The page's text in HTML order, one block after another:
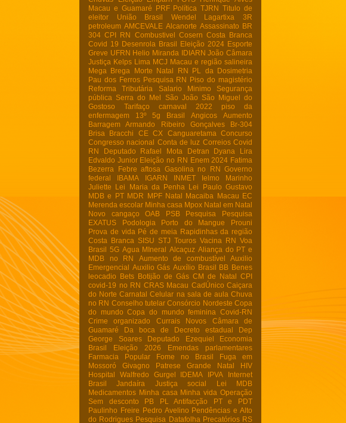
Macau e Guamaré
PRF Política TJRN Titulo de
eleitor
União Brasil Wendel Lagartixa
3R
petroleum AMCEVALE Alcanorte Assassinato BR
304 CPI RN Combustivel Cosern Costa Branca
Covid 19 Desenrola Brasil Eleição 2024 Esporte
Greve UFRN Helio Miranda IDIARN João Câmara
Justiça Kelps Lima MCJ Macau e região salineira
Mega Brega
Morte Natal RN
PL da Dosimetria
Pau dos Ferros Pesquisa RN Piso do magistério
Reforma Tributária
Salario Minimo
Segurança
pública
Serra do Mel São João
São Miguel do
Gostoso
Tarifaço carnaval 2022
piso da
enfermagem
13º 5g Brasil Angicos
Aumento
Barragem Armando Ribeiro Gonçalves
Br-304
Brisa Bracchi
CE CX Canguaretama
Concurso
Congresso nacional Conta de luz Correios Covid
RN
Deputado Rafael Mota Detran
Dyana Lira
Edvaldo Junior Eleição no RN Enem 2024 Fatima
Bezerra
Febre aftosa Gasolina no RN Governo
federal
IBAMA IGARN INMET
Ielmo Marinho
Juliette
Lei Maria da Penha
Lei Paulo Gustavo
MDB e PT MDR MPF Natal Macaiba
Macau EC
Merenda escolar Minha casa Mpox Natal em Natal
Novo cangaço
OAB PSB Pesquisa
Pesquisa
EXATUS
Podologia Porto do Mangue
Prouni
Prova de vida Pé de meia Rapidinhas da região
Costa Branca
SISU STJ Touros Vacina RN Voa
Brasil 5G Agua MIneral Alcaçuz Aliança do PT e
MDB no RN
Aumento de combustível
Auxilio
Emergencial Auxilio Gás Auxílio Brasil BB Benes
leocadio
Bets Botijão de Gás CM de Natal CPI
covid-19 no RN CRAS Macau CadÚnico Caiçara
do Norte Carnatal Celular na sala de aula Chuva
no RN Conselho tutelar Consórcio Nordeste Copa
do mundo Copa do mundo feminina
Covid-RN
Crime organizado
Currais Novos
Câmara de
Guamaré
Da boca de Decreto estadual
Dep
George Soares
Deputado Ezequiel
Economia
Brasil
Eleição 2026
Emendas parlamentares
Farmacia Popular
Fome no Brasil
Fuga em
Mossoró
Givagno Patrese Grande Natal
HIV
Hospital Walfredo Gurgel
IDEMA IPVA
Internet
Brasil
Jandaíra Justiça social Lei
MDB
Medicamentos Minha casa Minha vida Operação
Sem desconto
PB PL Antifacção
PT e PDT
Paulinho Freire Pedro Avelino Pendências e Alto
do Rodrigues Pesquisa Datafolha Precatórios RS